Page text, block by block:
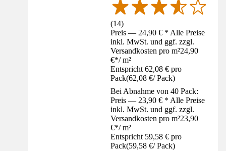
(14)
Preis — 24,90 € * Alle Preise
inkl. MwSt. und ggf. zzgl.
Versandkosten pro m²24,90
€*/ m²
Entspricht 62,08 € pro
Pack(62,08 €/ Pack)
Bei Abnahme von 40 Pack:
Preis — 23,90 € * Alle Preise
inkl. MwSt. und ggf. zzgl.
Versandkosten pro m²23,90
€*/ m²
Entspricht 59,58 € pro
Pack(59,58 €/ Pack)